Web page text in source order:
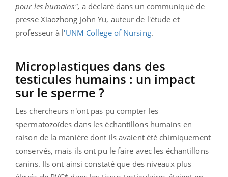
pour les humains", a déclaré dans un communiqué de
presse Xiaozhong John Yu, auteur de l'étude et
professeur à l'UNM College of Nursing.
Microplastiques dans des
testicules humains : un impact
sur le sperme ?
Les chercheurs n'ont pas pu compter les
spermatozoïdes dans les échantillons humains en
raison de la manière dont ils avaient été chimiquement
conservés, mais ils ont pu le faire avec les échantillons
canins. Ils ont ainsi constaté que des niveaux plus